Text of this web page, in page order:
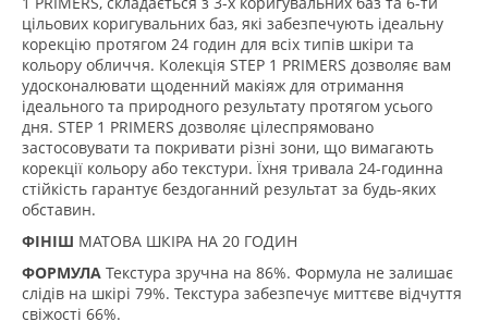
цільових коригувальних баз, які забезпечують ідеальну
корекцію протягом 24 годин для всіх типів шкіри та
кольору обличчя. Колекція STEP 1 PRIMERS дозволяє вам
удосконалювати щоденний макіяж для отримання
ідеального та природного результату протягом усього
дня. STEP 1 PRIMERS дозволяє цілеспрямовано
застосовувати та покривати різні зони, що вимагають
корекції кольору або текстури. Їхня тривала 24-годинна
стійкість гарантує бездоганний результат за будь-яких
обставин.
ФІНІШ МАТОВА ШКІРА НА 20 ГОДИН
ФОРМУЛА Текстура зручна на 86%. Формула не залишає
слідів на шкірі 79%. Текстура забезпечує миттєве відчуття
свіжості 66%.